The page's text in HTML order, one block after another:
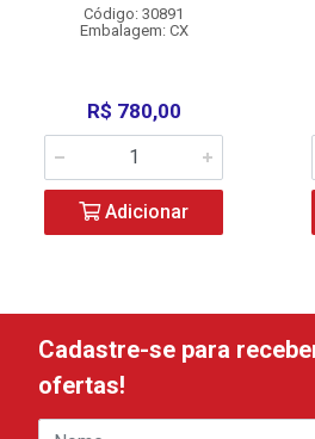
Código: 30891
Embalagem: CX
R$ 780,00
Adicionar
Cadastre-se para
ofertas!